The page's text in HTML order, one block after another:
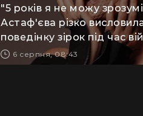
"5 років я не можу
Астаф'єва різко
поведінку зірок під час
6 серпня, 08:43